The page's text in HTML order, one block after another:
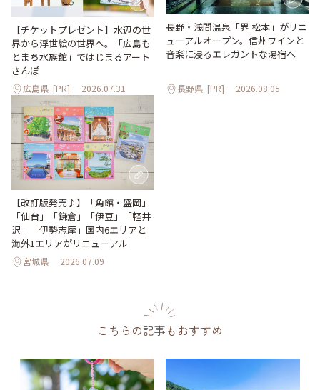
【チケットプレゼント】水辺の世
界から浮世絵の世界へ。「広島も
とまち水族館」ではじまるアート
さんぽ
広島県 [PR] 2026.07.31
長野・浅間温泉「界 松本」がリニ
ューアルオープン。信州ワインと
音楽に浸るエレガントな湯宿へ
長野県 [PR] 2026.08.05
【改訂版発売♪】「角館・盛岡」
「仙台」「鎌倉」「伊豆」「軽井
沢」「伊勢志摩」国内6エリアと
海外1エリアがリニューアル
宮城県 2026.07.09
こちらの記事もおすすめ